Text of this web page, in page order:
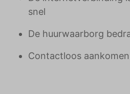
snel
De huurwaarborg
Contactloos